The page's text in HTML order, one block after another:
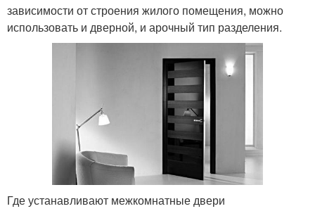
зависимости от строения жилого помещения, можно
использовать и дверной, и арочный тип разделения.
Где устанавливают межкомнатные двери